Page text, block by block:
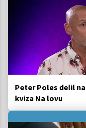
Peter Poles delil
kviza Na lovu